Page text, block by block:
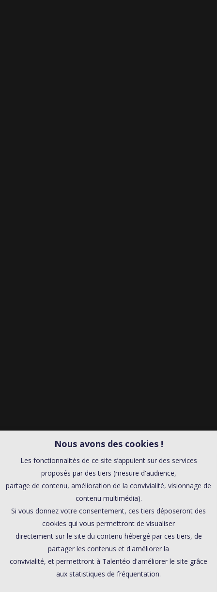
Nous avons des cookies !
Les fonctionnalités de ce site s’appuient sur des services
proposés par des tiers (mesure d'audience,
partage de contenu, amélioration de la convivialité, visionnage de
contenu multimédia).
Si vous donnez votre consentement, ces tiers déposeront des
cookies qui vous permettront de visualiser
directement sur le site du contenu hébergé par ces tiers, de
partager les contenus et d'améliorer la
convivialité, et permettront à Talentéo d'améliorer le site grâce
aux statistiques de fréquentation.